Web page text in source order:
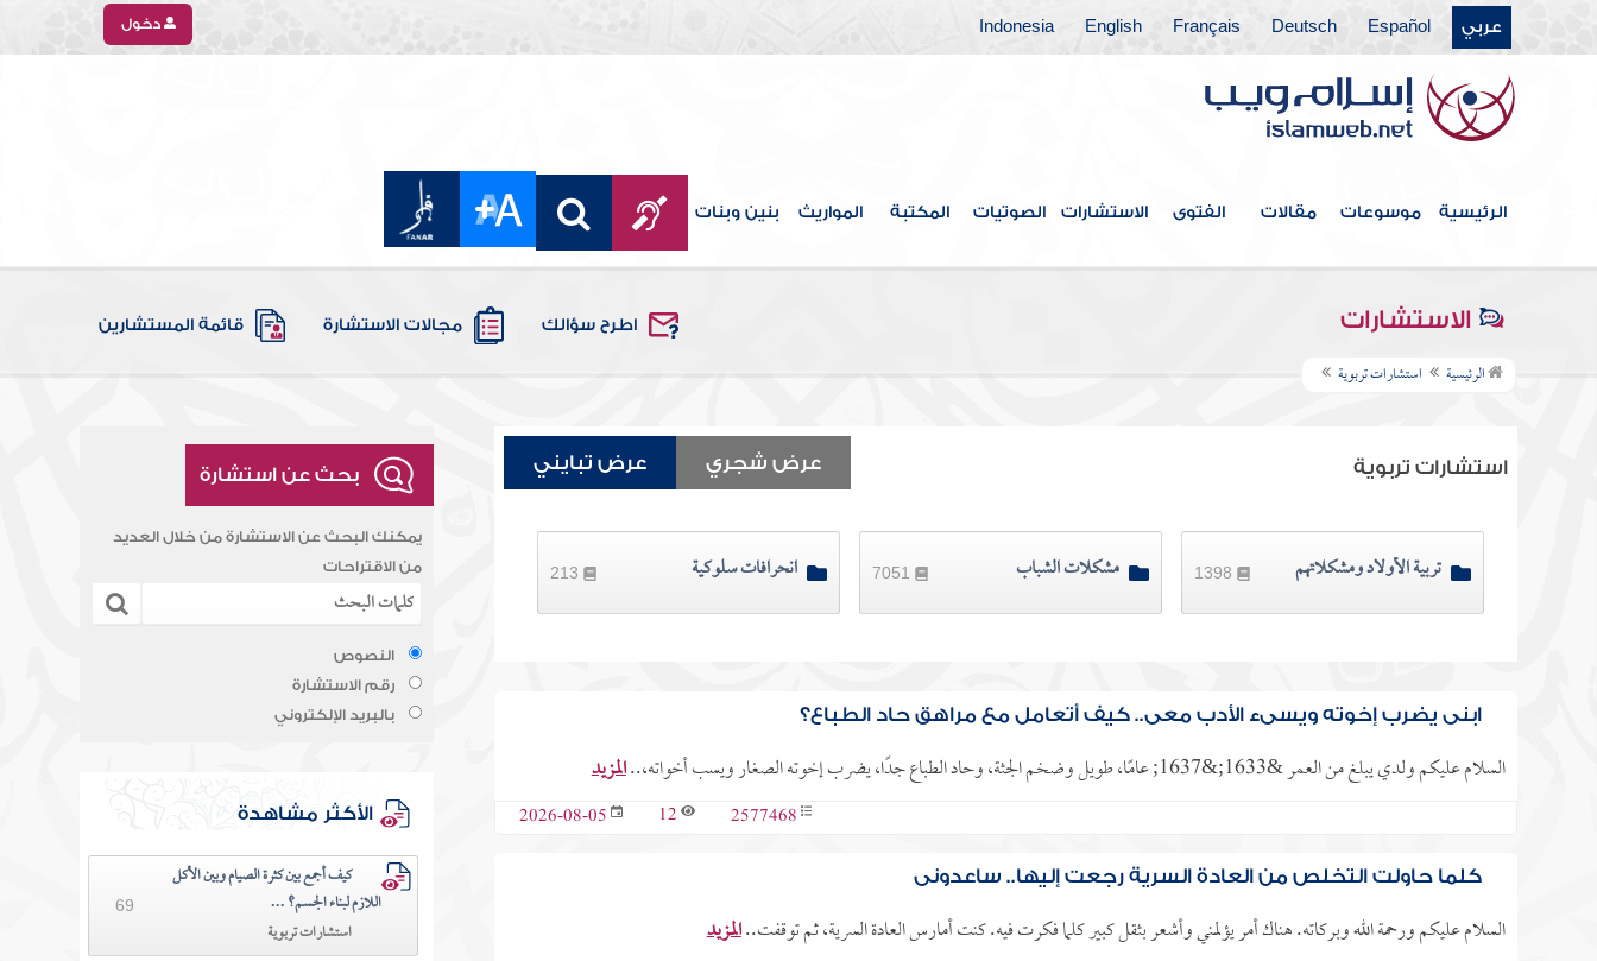
عربي Español
Deutsch
Français
English
Indonesia دخول
الرئيسية موسوعات مقالات الفتوى الاستشارات الصوتيات المكتبة المواريث بنين وبنات
الاستشارات اطرح سؤالك مجالات الاستشارة قائمة المستشارين
الرئيسية استشارات تربوية
استشارات تربوية عرض شجري عرض تبايني
تربية الأولاد ومشكلاتهم 1398 مشكلات الشباب 7051 انحرافات سلوكية 213
ابني يضرب إخوته ويسيء الأدب معي.. كيف أتعامل مع مراهق حاد الطباع؟
السلام عليكم ولدي يبلغ من العمر &1633;&1637; عامًا، طويل وضخم الجثة، وحاد الطباع جدًا، يضرب إخوته الصغار ويسب أخواته،.. المزيد
2577468
12
2026-08-05
كلما حاولت التخلص من العادة السرية رجعت إليها.. ساعدوني
السلام عليكم ورحمة الله وبركاته. هناك أمر يؤلمني وأشعر بثقل كبير كلما فكرت فيه. كنت أمارس العادة السرية، ثم توقفت..المزيد
بحث عن استشارة
يمكنك البحث عن الاستشارة من خلال العديد
من الاقتراحات
النصوص
رقم الاستشارة
بالبريد الإلكتروني
الأكثر مشاهدة
كيف أجمع بين كثرة الصيام وبين الأكل
اللازم لبناء الجسم؟ ...
استشارات تربوية
69